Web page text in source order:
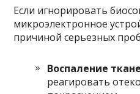
Если игнорировать
микроэлектронное
причиной серьезных
Воспаление
реагировать